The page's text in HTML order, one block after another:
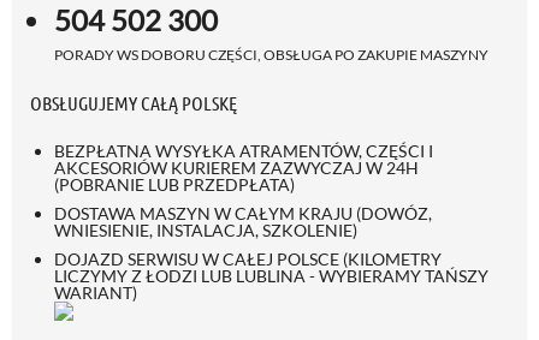
504 502 300
PORADY WS DOBORU CZĘŚCI, OBSŁUGA PO ZAKUPIE MASZYNY
OBSŁUGUJEMY CAŁĄ POLSKĘ
BEZPŁATNA WYSYŁKA ATRAMENTÓW, CZĘŚCI I
AKCESORIÓW KURIEREM ZAZWYCZAJ W 24H
(POBRANIE LUB PRZEDPŁATA)
DOSTAWA MASZYN W CAŁYM KRAJU (DOWÓZ,
WNIESIENIE, INSTALACJA, SZKOLENIE)
DOJAZD SERWISU W CAŁEJ POLSCE (KILOMETRY
LICZYMY Z ŁODZI LUB LUBLINA - WYBIERAMY TAŃSZY
WARIANT)